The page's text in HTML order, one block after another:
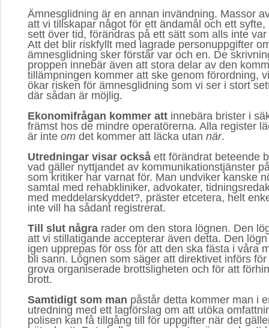
Ämnesglidning är en annan invändning. Massor
att vi tillskapar något för ett ändamål och ett syfte,
sett över tid, förändras på ett sätt som alls inte
Att det blir riskfyllt med lagrade personuppgifter
ämnesglidning sker förstår var och en. De
proppen innebär även att stora delar av den
tillämpningen kommer att ske genom förordning,
ökar risken för ämnesglidning som vi ser i stort
där sådan är möjlig.
Ekonomifrågan kommer att innebära brister i
främst hos de mindre operatörerna. Alla register
är inte om det kommer att läcka utan när.
Utredningar visar också ett förändrat beteende
vad gäller nyttjandet av kommunikationstjänster
som kritiker har varnat för. Man undviker kanske
samtal med rehabkliniker, advokater,
med meddelarskyddet?, präster etcetera, helt
inte vill ha sådant registrerat.
Till slut några rader om den stora lögnen. Den
att vi stillatigande accepterar även detta. Den
igen upprepas för oss för att den ska fästa i våra
bli sann. Lögnen som säger att direktivet införs
grova organiserade brottsligheten och för att
brott.
Samtidigt som man påstår detta kommer man i
utredning med ett lagförslag om att utöka
polisen kan få tillgång till för uppgifter när det